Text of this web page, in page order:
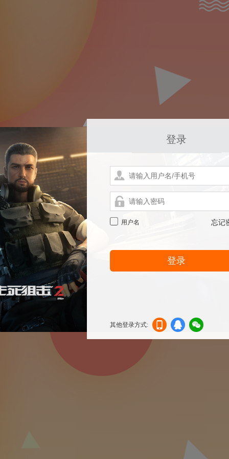
登录
用户名 忘记
登录
其他登录方式:
机登
登录
信登